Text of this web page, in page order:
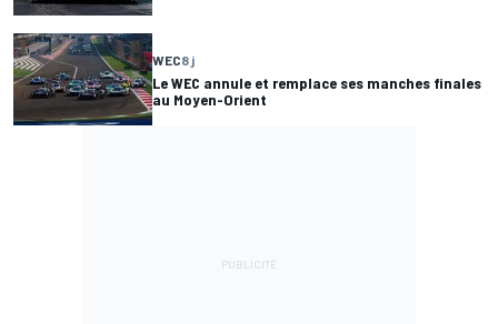
WEC8 j
Le WEC annule et remplace ses manches finales
au Moyen-Orient